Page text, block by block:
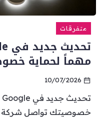
متفرقات
مهماً لحماية
10/07/2026
خصوصيتك تواصل شركة